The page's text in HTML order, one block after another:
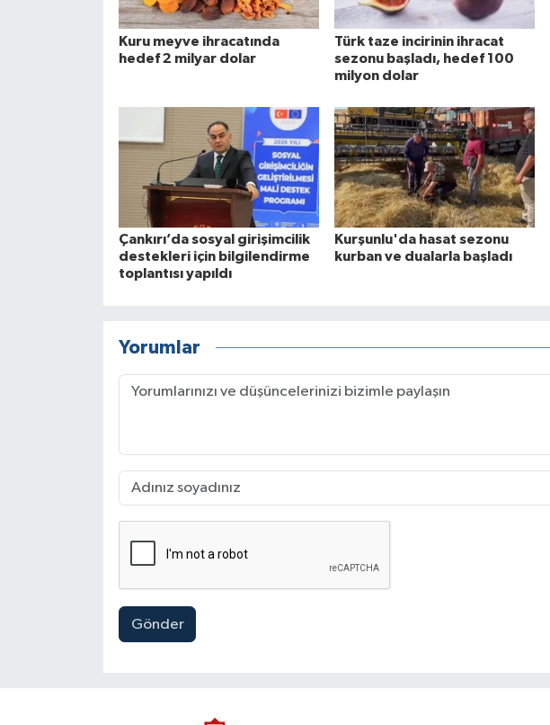
Kuru meyve ihracatında
hedef 2 milyar dolar
Türk taze incirinin ihracat
sezonu başladı, hedef 100
milyon dolar
Çankırı’da sosyal girişimcilik
destekleri için bilgilendirme
toplantısı yapıldı
Kurşunlu'da hasat sezonu
kurban ve dualarla başladı
Yorumlar
Gönder